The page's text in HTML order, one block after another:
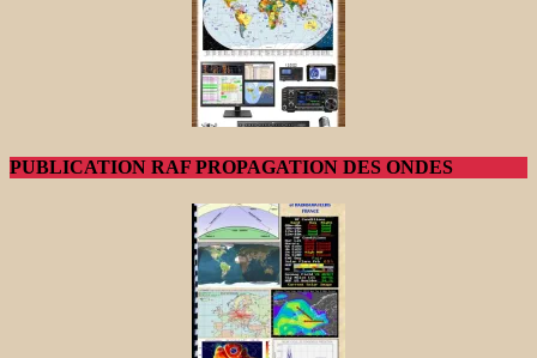
PUBLICATION RAF PROPAGATION DES ONDES